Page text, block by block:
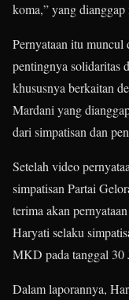
koma,” yang dianggap
Pernyataan itu muncul
pentingnya solidaritas
khususnya berkaitan
Mardani yang
dari simpatisan dan
Setelah video
simpatisan Partai
terima akan
Haryati selaku
MKD pada tanggal 30
Dalam laporannya,